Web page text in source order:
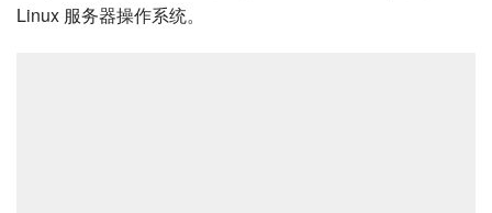
Linux 服务器操作系统。